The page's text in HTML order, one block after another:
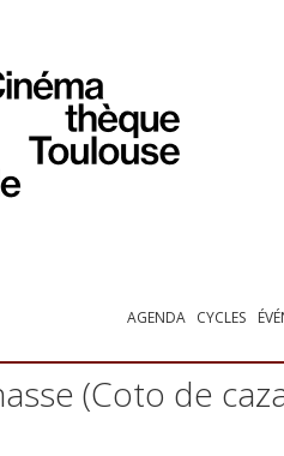
AGENDA CYCLES
(Coto de